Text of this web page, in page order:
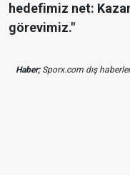
hedefimiz net:
görevimiz."
Haber;Sporx.com dış